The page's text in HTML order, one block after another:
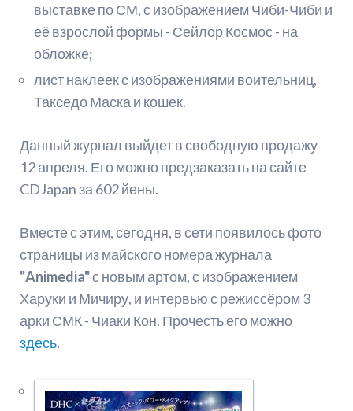
выставке по СМ, с изображением Чиби-Чиби и
её взрослой формы - Сейлор Космос - на
обложке;
лист наклеек с изображениями воительниц,
Такседо Маска и кошек.
Данный журнал выйдет в свободную продажу
12 апреля. Его можно предзаказать на сайте
CDJapan за 602 йены.
Вместе с этим, сегодня, в сети появилось фото
страницы из майского номера журнала
"Animedia"с новым артом, с изображением
Харуки и Мичиру, и интервью с режиссёром 3
арки СМК - Чиаки Кон. Прочесть его можно
здесь.